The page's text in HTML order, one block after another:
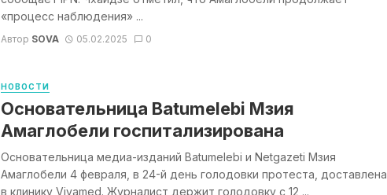
«процесс наблюдения» ...
Автор SOVA 05.02.2025 0
НОВОСТИ
Основательница Batumelebi Мзия
Амаглобели госпитализирована
Основательница медиа-изданий Batumelebi и Netgazeti Мзия
Амаглобели 4 февраля, в 24-й день голодовки протеста, доставлена
в клинику Vivamed. Журналист держит голодовку с 12 ...